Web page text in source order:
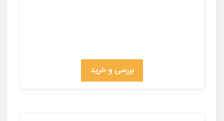
بررسی و خرید